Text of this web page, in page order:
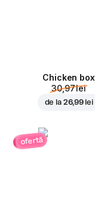
Chicken box
30,97 lei
de la 26,99 lei
ofertă